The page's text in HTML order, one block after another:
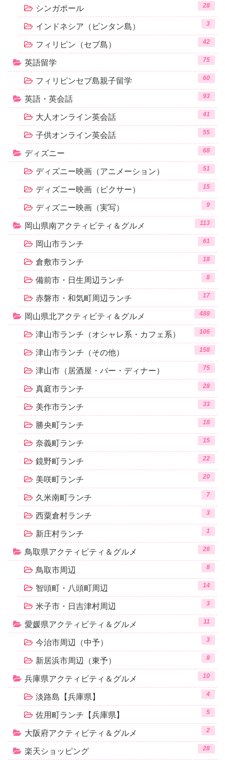
シンガポール 28
インドネシア（ビンタン島） 3
フィリピン（セブ島） 42
英語留学 75
フィリピンセブ島親子留学 60
英語・英会話 93
大人オンライン英会話 41
子供オンライン英会話 55
ディズニー 68
ディズニー映画（アニメーション） 51
ディズニー映画（ピクサー） 15
ディズニー映画（実写） 9
岡山県南アクティビティ＆グルメ 113
岡山市ランチ 61
倉敷市ランチ 18
備前市・日生周辺ランチ 8
赤磐市・和気町周辺ランチ 17
岡山県北アクティビティ＆グルメ 488
津山市ランチ（オシャレ系・カフェ系） 106
津山市ランチ（その他） 158
津山市（居酒屋・バー・ディナー） 75
真庭市ランチ 28
美作市ランチ 33
勝央町ランチ 18
奈義町ランチ 15
鏡野町ランチ 22
美咲町ランチ 20
久米南町ランチ 7
西粟倉村ランチ 3
新庄村ランチ 1
鳥取県アクティビティ＆グルメ 26
鳥取市周辺 8
智頭町・八頭町周辺 14
米子市・日吉津村周辺 3
愛媛県アクティビティ＆グルメ 11
今治市周辺（中予） 3
新居浜市周辺（東予） 8
兵庫県アクティビティ＆グルメ 10
淡路島【兵庫県】 4
佐用町ランチ【兵庫県】 5
大阪府アクティビティ＆グルメ 2
楽天ショッピング 28